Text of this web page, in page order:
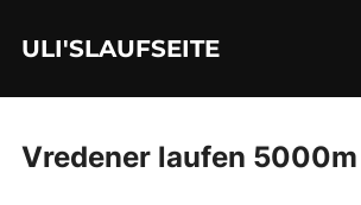
InhaltULI'SLAUFSEITE
Vredener laufen 5000m